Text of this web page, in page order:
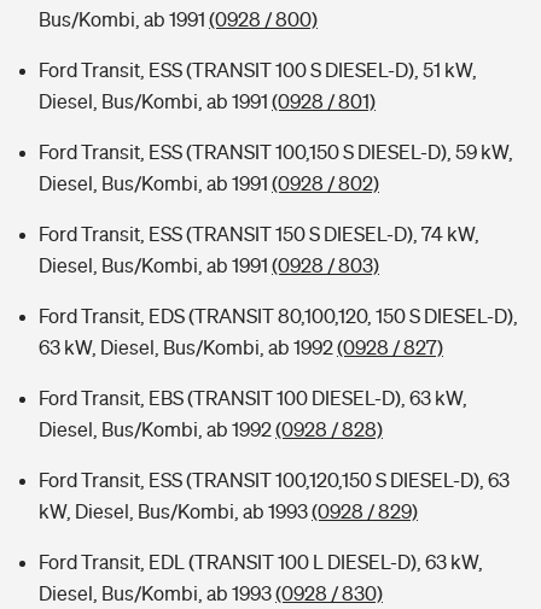
Bus/Kombi, ab 1991 (0928 / 800)
Ford Transit, ESS (TRANSIT 100 S DIESEL-D), 51 kW,
Diesel, Bus/Kombi, ab 1991 (0928 / 801)
Ford Transit, ESS (TRANSIT 100,150 S DIESEL-D), 59 kW,
Diesel, Bus/Kombi, ab 1991 (0928 / 802)
Ford Transit, ESS (TRANSIT 150 S DIESEL-D), 74 kW,
Diesel, Bus/Kombi, ab 1991 (0928 / 803)
Ford Transit, EDS (TRANSIT 80,100,120, 150 S DIESEL-D),
63 kW, Diesel, Bus/Kombi, ab 1992(0928 / 827)
Ford Transit, EBS (TRANSIT 100 DIESEL-D), 63 kW,
Diesel, Bus/Kombi, ab 1992(0928 / 828)
Ford Transit, ESS (TRANSIT 100,120,150 S DIESEL-D), 63
kW, Diesel, Bus/Kombi, ab 1993(0928 / 829)
Ford Transit, EDL (TRANSIT 100 L DIESEL-D), 63 kW,
Diesel, Bus/Kombi, ab 1993(0928 / 830)